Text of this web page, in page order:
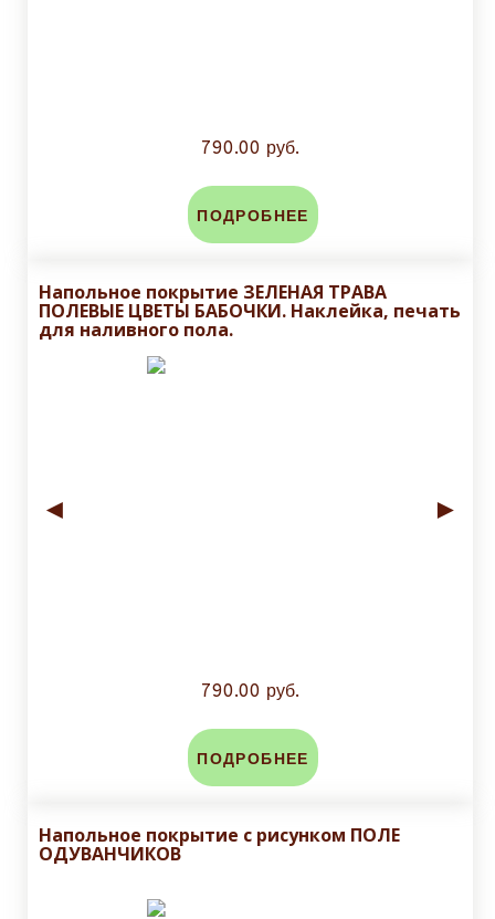
790.00 руб.
ПОДРОБНЕЕ
Напольное покрытие ЗЕЛЕНАЯ ТРАВА
ПОЛЕВЫЕ ЦВЕТЫ БАБОЧКИ. Наклейка, печать
для наливного пола.
◄ ►
790.00 руб.
ПОДРОБНЕЕ
Напольное покрытие с рисунком ПОЛЕ
ОДУВАНЧИКОВ